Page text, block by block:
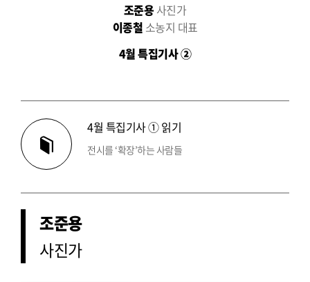
조준용사진가
이종철 소농지 대표
4월 특집기사 ②
4월 특집기사 ① 읽기
전시를 ‘확장’하는 사람들
조준용
사진가